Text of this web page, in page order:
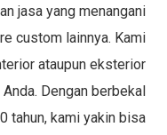
jasa yang menangani
custom lainnya. Kami
ataupun eksterior
Dengan berbekal
tahun, kami yakin bisa